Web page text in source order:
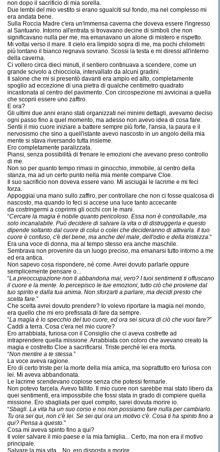
non dopo il sacrificio di mia sorella.
Due lembi del mio vestito si erano sgualciti sul fondo, ma nel complesso mi
era andata bene.
Sulla Roccia Madre c'era un'immensa caverna che doveva essere l'ingresso
al Santuario. Intorno all'entrata si trovavano decine di simboli che non
significavano nulla per me, ma emanavano un alone di mistero e rispetto.
Mi voltai verso il mare. Il cielo era limpido sopra di me, ma pochi chilometri
più lontano il bianco regnava sovrano. Scossi la testa e mi diressi all'interno
della caverna.
Ci vollero circa dieci minuti, il sentiero continuava a scendere, come un
grande scivolo a chiocciola, intervallato da alcuni gradini.
Il salone che mi si presentò davanti era ampio ed alto, completamente
spoglio ad eccezione di una pietra di qualche centimetro quadrato
incastonata al centro del pavimento. Con circospezione mi avvicinai a quella
che scoprii essere uno zaffiro.
E ora?
Gli ultimi due anni erano stati organizzati nei minimi dettagli, avevamo deciso
ogni passo fino a quel momento, ma adesso non avevo idea di cosa fare.
Sentii il mio cuore iniziare a battere sempre più forte, l'ansia, la paura e il
nervosismo che sino a quell'istante avevo nascosto in un angolo della mia
mente si stava riversando tutta insieme.
Ero completamente paralizzata.
Piansi, senza possibilità di frenare le emozioni che avevano preso controllo
di me.
Non so per quanto tempo rimasi in ginocchio, immobile, al centro della
stanza, ma ad un certo punto nella mia mente comparve Cloe.
Il suo sacrificio non doveva essere vano. Mi asciugai le lacrime e mi feci
forza.
Appoggiai una mano sullo zaffiro, per controllare che non ci fosse qualcosa di
nascosto, ma quando lo feci si accese una luce tanto accecante
da costringermi a coprirmi gli occhi con le mani.
“Cercare la magia è nobile quanto pericoloso. Essa non è controllabile, ma
solo incanalabile. Può decidere di salvare la vita o di distruggerla e questo
dipende soltanto dal cuore di colui o colei che decideranno di attivarla. Il tuo
cuore è confuso, c'è del bene, ma anche del male, dell'odio e della tristezza.”
Era una voce di donna, ma al tempo stesso era anche maschile.
Sembrava non provenire da un luogo preciso, ma emanarsi tutto intorno a me
ed era antica.
Non sapevo cosa rispondere, né come. Avrei dovuto parlarle oppure
semplicemente pensare o...
“La preoccupazione non ti abbandona mai, vero? I tuoi sentimenti ti offuscano
il cuore e la mente. Io percepisco le tue emozioni, tutto ciò che proviene dal
tuo spirito e dalla tua anima. Non sforzarti a parlare, ma decidi presto che
scelta fare.”
Che scelta avrei dovuto prendere? Io volevo riportare la magia nel mondo,
era quello che mi ero prefissata di fare da sempre.
“La magia è lo specchio del tuo cuore, ed ora sei sicura di ciò che vuoi fare?”
Caddi a terra. Cosa c'era nel mio cuore?
Ero arrabbiata, furiosa con il Consiglio che ci aveva costrette ad
intraprendere quella missione. Arrabbiata con coloro che avevano creato la
magia e costretto Cloe a sacrificarsi. Triste perchè lei era morta.
“Non mentire a te stessa.”
La voce aveva ragione.
Ero di certo triste per la morte della mia amica, ma soprattutto ero furiosa con
lei. Mi aveva abbandonata.
Le lacrime scendevano copiose senza che potessi fermarle.
Non potevo farcela. Avevo fallito. Il mio cuore non sarebbe mai stato libero da
quei sentimenti, era impossibile che fossi stata in grado di compiere quella
missione. Ero sbagliata per quel compito, sarei dovuta morire io.
“Sbagli. La vita ha un suo corso e noi non possiamo fare nulla per cambiarlo.
Tu ora sei qui, non c'è lei. Se sei qui ora un motivo c'è. Cosa ti ha spinto fino a
qui? Pensa a questo.”
Cosa mi aveva spinto fino a qui?
Il voler salvare il mio paese e la mia famiglia... Certo, ma non era il motivo
principale.
Salvare la mia vita... No, ero disposta a morire.